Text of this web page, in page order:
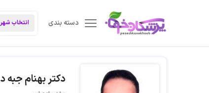
دسته بندی
دکتر بهنام جبه